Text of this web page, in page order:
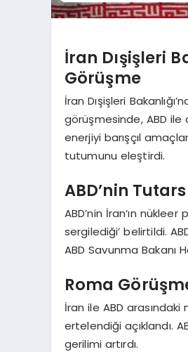
İran Dışişleri
Görüşme
İran Dışişleri
görüşmesinde, ABD ile
enerjiyi barışçıl
tutumunu eleştirdi.
ABD’nin
ABD’nin İran’ın
sergilediği’ belirtildi.
ABD Savunma Bakanı
Roma
İran ile ABD
ertelendiği açıklandı.
gerilimi artırdı.